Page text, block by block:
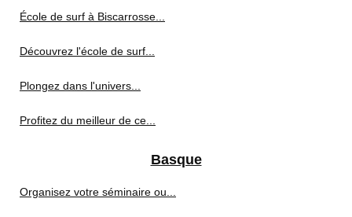
École de surf à Biscarrosse...
Découvrez l'école de surf...
Plongez dans l'univers...
Profitez du meilleur de ce...
Basque
Organisez votre séminaire ou...